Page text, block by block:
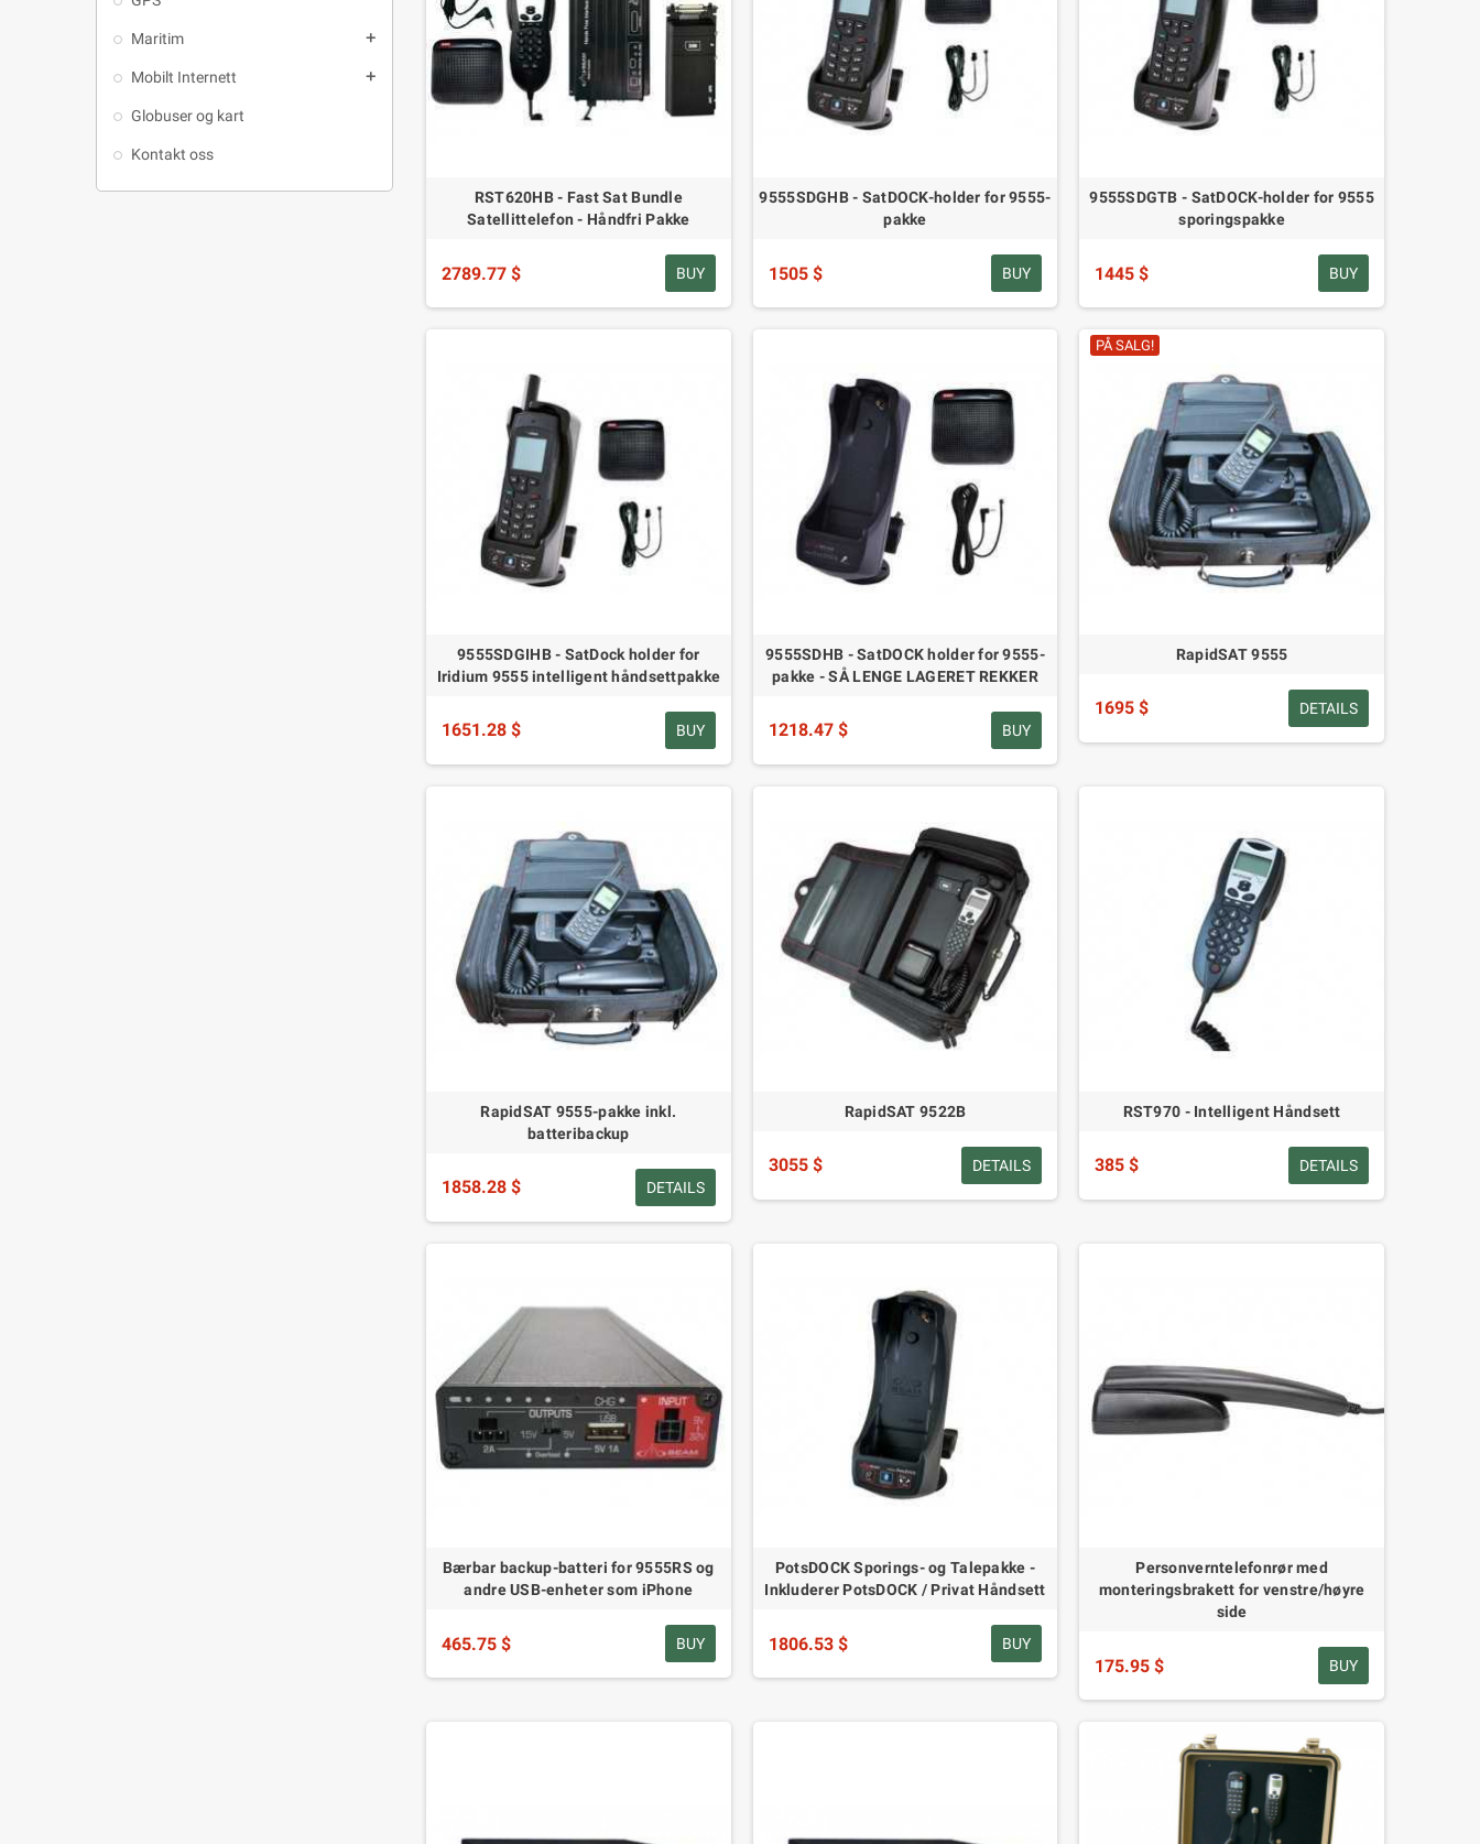
Maritim add
Mobilt Internett add
Globuser og kart
Kontakt oss
RST620HB - Fast Sat Bundle
Satellittelefon - Håndfri Pakke
2789.77 $ BUY
9555SDGHB - SatDOCK-holder for 9555-
pakke
1505 $ BUY
9555SDGTB - SatDOCK-holder for 9555
sporingspakke
1445 $ BUY
9555SDGIHB - SatDock holder for
Iridium 9555 intelligent håndsettpakke
1651.28 $ BUY
9555SDHB - SatDOCK holder for 9555-
pakke - SÅ LENGE LAGERET REKKER
1218.47 $ BUY
PÅ SALG!
RapidSAT 9555
1695 $ DETAILS
RapidSAT 9555-pakke inkl.
batteribackup
1858.28 $ DETAILS
RapidSAT 9522B
3055 $ DETAILS
RST970 - Intelligent Håndsett
385 $ DETAILS
Bærbar backup-batteri for 9555RS og
andre USB-enheter som iPhone
465.75 $ BUY
PotsDOCK Sporings- og Talepakke -
Inkluderer PotsDOCK / Privat Håndsett
1806.53 $ BUY
Personverntelefonrør med
monteringsbrakett for venstre/høyre
side
175.95 $ BUY